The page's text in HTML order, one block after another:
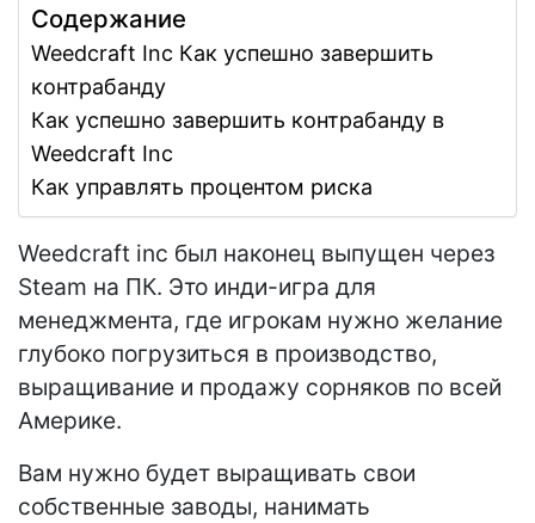
Содержание
Weedcraft Inc Как успешно завершить
контрабанду
Как успешно завершить контрабанду в
Weedcraft Inc
Как управлять процентом риска
Weedcraft inc был наконец выпущен через
Steam на ПК. Это инди-игра для
менеджмента, где игрокам нужно желание
глубоко погрузиться в производство,
выращивание и продажу сорняков по всей
Америке.
Вам нужно будет выращивать свои
собственные заводы, нанимать